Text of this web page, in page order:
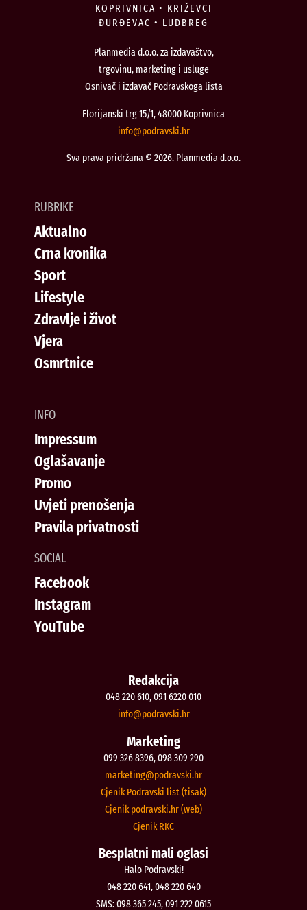
KOPRIVNICA • KRIŽEVCI
ĐURĐEVAC • LUDBREG
Planmedia d.o.o. za izdavaštvo,
trgovinu, marketing i usluge
Osnivač i izdavač Podravskoga lista
Florijanski trg 15/1, 48000 Koprivnica
rh.iksvardop
@ofni
Sva prava pridržana © 2026. Planmedia d.o.o.
RUBRIKE
Aktualno
Crna kronika
Sport
Lifestyle
Zdravlje i život
Vjera
Osmrtnice
INFO
Impressum
Oglašavanje
Promo
Uvjeti prenošenja
Pravila privatnosti
SOCIAL
Facebook
Instagram
YouTube
Redakcija
048 220 610, 091 6220 010
rh.iksvardop
@ofni
Marketing
099 326 8396, 098 309 290
rh.iksvardop
@gnitekram
Cjenik Podravski list (tisak)
Cjenik podravski.hr (web)
Cjenik RKC
Besplatni mali oglasi
Halo Podravski!
048 220 641, 048 220 640
SMS: 098 365 245, 091 222 0615